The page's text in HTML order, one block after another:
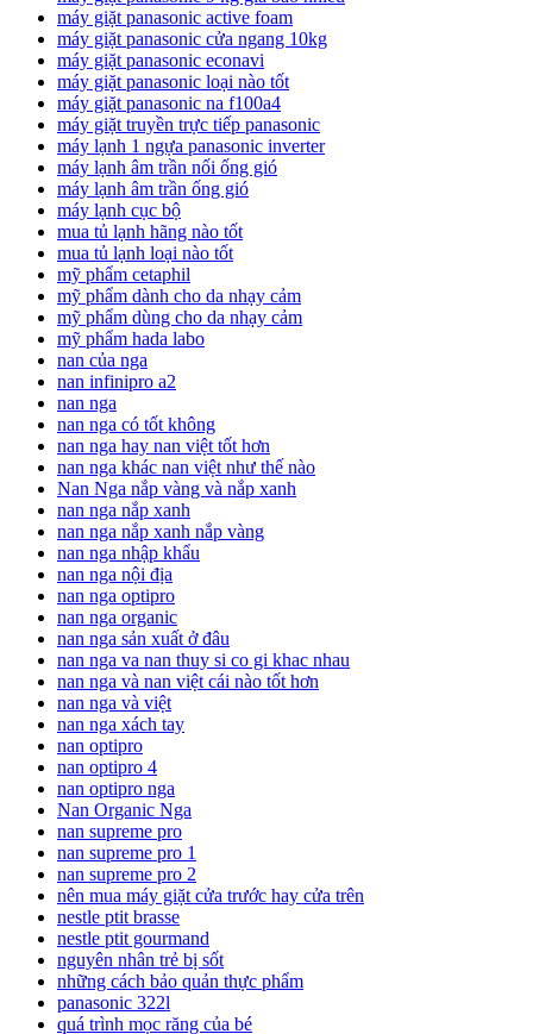
máy giặt panasonic active foam
máy giặt panasonic cửa ngang 10kg
máy giặt panasonic econavi
máy giặt panasonic loại nào tốt
máy giặt panasonic na f100a4
máy giặt truyền trực tiếp panasonic
máy lạnh 1 ngựa panasonic inverter
máy lạnh âm trần nối ống gió
máy lạnh âm trần ống gió
máy lạnh cục bộ
mua tủ lạnh hãng nào tốt
mua tủ lạnh loại nào tốt
mỹ phẩm cetaphil
mỹ phẩm dành cho da nhạy cảm
mỹ phẩm dùng cho da nhạy cảm
mỹ phẩm hada labo
nan của nga
nan infinipro a2
nan nga
nan nga có tốt không
nan nga hay nan việt tốt hơn
nan nga khác nan việt như thế nào
Nan Nga nắp vàng và nắp xanh
nan nga nắp xanh
nan nga nắp xanh nắp vàng
nan nga nhập khẩu
nan nga nội địa
nan nga optipro
nan nga organic
nan nga sản xuất ở đâu
nan nga va nan thuy si co gi khac nhau
nan nga và nan việt cái nào tốt hơn
nan nga và việt
nan nga xách tay
nan optipro
nan optipro 4
nan optipro nga
Nan Organic Nga
nan supreme pro
nan supreme pro 1
nan supreme pro 2
nên mua máy giặt cửa trước hay cửa trên
nestle ptit brasse
nestle ptit gourmand
nguyên nhân trẻ bị sốt
những cách bảo quản thực phẩm
panasonic 322l
quá trình mọc răng của bé